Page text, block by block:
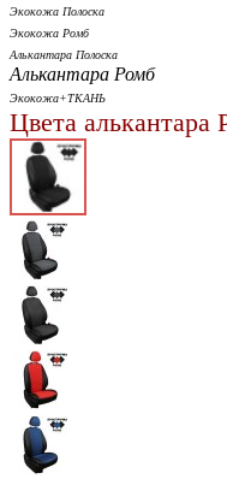
Экокожа Полоска
Экокожа Ромб
Алькантара Полоска
Алькантара Ромб
Экокожа+ТКАНЬ
Цвета алькантара